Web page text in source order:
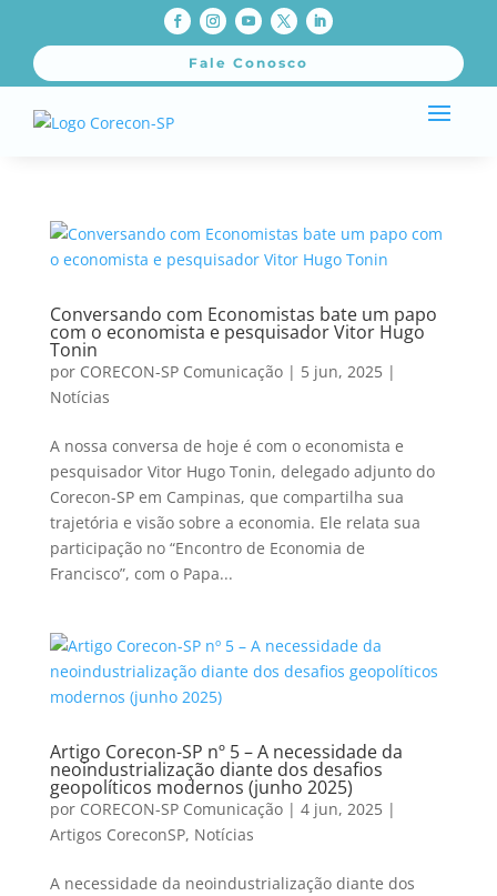
Fale Conosco
Conversando com Economistas bate um papo
com o economista e pesquisador Vitor Hugo
Tonin
por CORECON-SP Comunicação| 5 jun, 2025|
Notícias
A nossa conversa de hoje é com o economista e
pesquisador Vitor Hugo Tonin, delegado adjunto do
Corecon-SP em Campinas, que compartilha sua
trajetória e visão sobre a economia. Ele relata sua
participação no “Encontro de Economia de
Francisco”, com o Papa...
Artigo Corecon-SP nº 5 – A necessidade da
neoindustrialização diante dos desafios
geopolíticos modernos (junho 2025)
por CORECON-SP Comunicação| 4 jun, 2025|
Artigos CoreconSP, Notícias
A necessidade da neoindustrialização diante dos